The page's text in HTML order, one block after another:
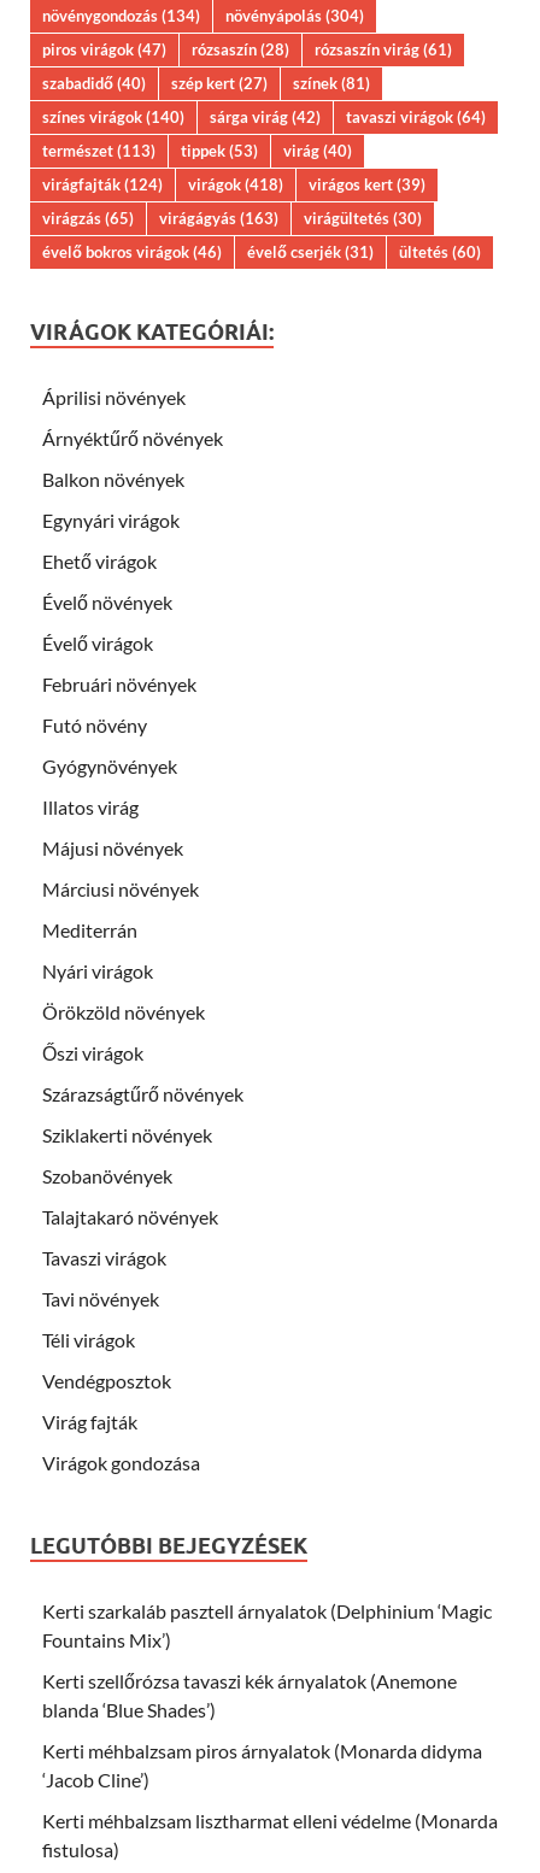
növénygondozás(134) növényápolás(304)
piros virágok(47) rózsaszín(28) rózsaszín virág(61)
szabadidő(40) szép kert(27) színek(81)
színes virágok(140) sárga virág(42) tavaszi virágok(64)
természet(113) tippek(53) virág(40)
virágfajták(124) virágok(418) virágos kert(39)
virágzás(65) virágágyás(163) virágültetés(30)
évelő bokros virágok(46) évelő cserjék(31) ültetés(60)
VIRÁGOK KATEGÓRIÁI:
Áprilisi növények
Árnyéktűrő növények
Balkon növények
Egynyári virágok
Ehető virágok
Évelő növények
Évelő virágok
Februári növények
Futó növény
Gyógynövények
Illatos virág
Májusi növények
Márciusi növények
Mediterrán
Nyári virágok
Örökzöld növények
Őszi virágok
Szárazságtűrő növények
Sziklakerti növények
Szobanövények
Talajtakaró növények
Tavaszi virágok
Tavi növények
Téli virágok
Vendégposztok
Virág fajták
Virágok gondozása
LEGUTÓBBI BEJEGYZÉSEK
Kerti szarkaláb pasztell árnyalatok (Delphinium ‘Magic
Fountains Mix’)
Kerti szellőrózsa tavaszi kék árnyalatok (Anemone
blanda ‘Blue Shades’)
Kerti méhbalzsam piros árnyalatok (Monarda didyma
‘Jacob Cline’)
Kerti méhbalzsam lisztharmat elleni védelme (Monarda
fistulosa)